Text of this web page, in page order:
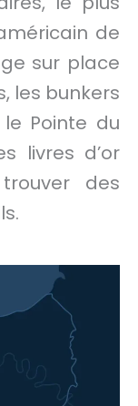
de
sur place
les bunkers
Pointe du
livres d’or
des